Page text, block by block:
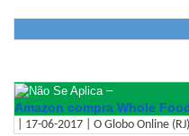
–
Amazon compra Whole
| 17-06-2017 | O Globo Online